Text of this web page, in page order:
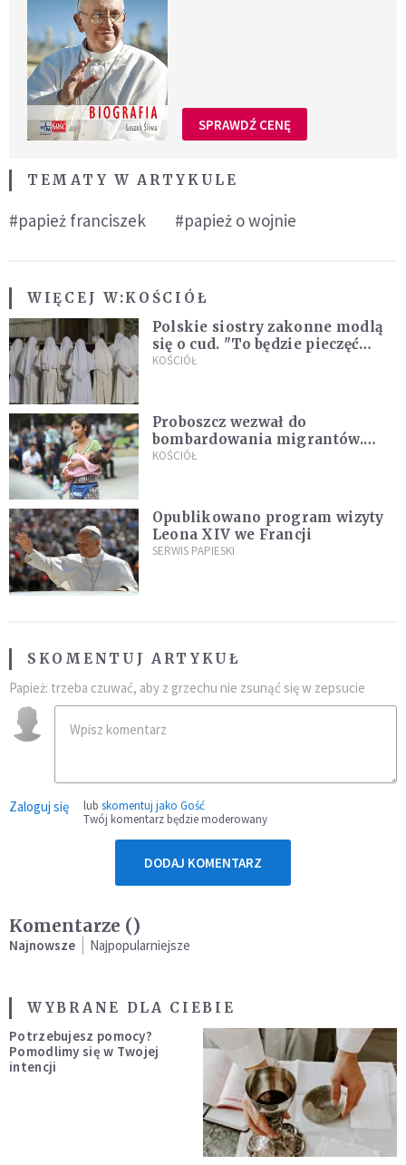
SPRAWDŹ CENĘ
TEMATY W ARTYKULE
#papież franciszek #papież o wojnie
WIĘCEJ W:KOŚCIÓŁ
Polskie siostry zakonne modlą
się o cud. "To będzie pieczęć
Pana Boga dla naszej wiary"
KOŚCIÓŁ
Proboszcz wezwał do
bombardowania migrantów.
"Masowy ogień przeciwko
KOŚCIÓŁ
Opublikowano program wizyty
Leona XIV we Francji
SERWIS PAPIESKI
SKOMENTUJ ARTYKUŁ
Papież: trzeba czuwać, aby z grzechu nie zsunąć się w zepsucie
Zaloguj się lub skomentuj jako Gość
Twój komentarz będzie moderowany
DODAJ KOMENTARZ
Komentarze ()
Najnowsze Najpopularniejsze
WYBRANE DLA CIEBIE
Potrzebujesz pomocy?
Pomodlimy się w Twojej
intencji